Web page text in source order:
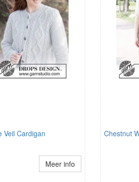
Veil Cardigan
Meer info
Chestnut